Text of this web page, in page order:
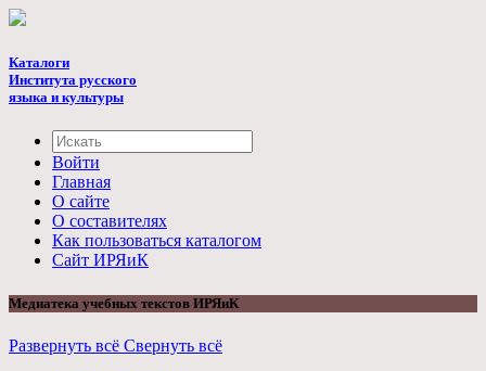
Каталоги
Института русского
языка и культуры
Войти
Главная
О сайте
О составителях
Как пользоваться каталогом
Cайт ИРЯиК
Медиатека учебных текстов ИРЯиК
Развернуть всё Свернуть всё